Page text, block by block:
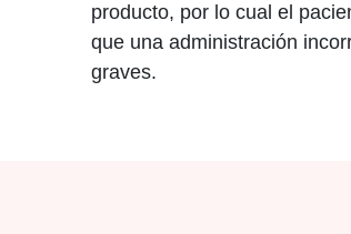
producto, por lo cual el
que una administración
graves.